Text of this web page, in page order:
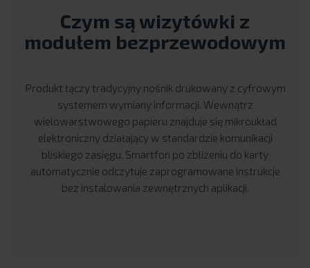
Czym są wizytówki z
modułem bezprzewodowym
Produkt łączy tradycyjny nośnik drukowany z cyfrowym
systemem wymiany informacji. Wewnątrz
wielowarstwowego papieru znajduje się mikroukład
elektroniczny działający w standardzie komunikacji
bliskiego zasięgu. Smartfon po zbliżeniu do karty
automatycznie odczytuje zaprogramowane instrukcje
bez instalowania zewnętrznych aplikacji.